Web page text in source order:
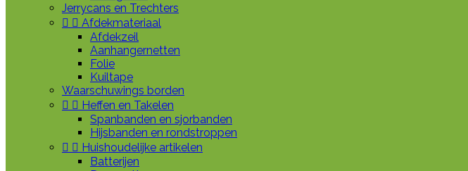
Jerrycans en Trechters
  Afdekmateriaal
Afdekzeil
Aanhangernetten
Folie
Kuiltape
Waarschuwings borden
  Heffen en Takelen
Spanbanden en sjorbanden
Hijsbanden en rondstroppen
  Huishoudelijke artikelen
Batterijen